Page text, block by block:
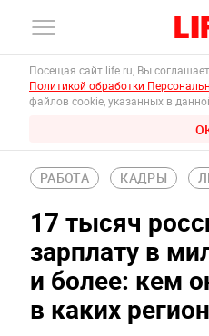
Посещая сайт life.ru, Вы
Политикой обработки
файлов cookie, указанных в
РАБОТА КАДРЫ
17 тысяч
зарплату в
и более: кем
в каких